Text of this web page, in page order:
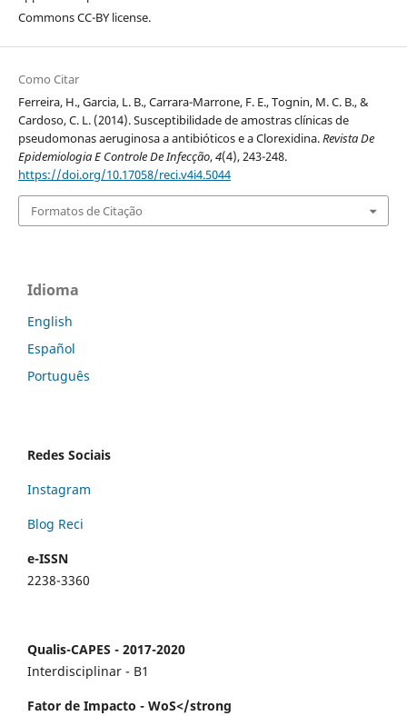
Commons CC-BY license.
Como Citar
Ferreira, H., Garcia, L. B., Carrara-Marrone, F. E., Tognin, M. C. B., &
Cardoso, C. L. (2014). Susceptibilidade de amostras clínicas de
pseudomonas aeruginosa a antibióticos e a Clorexidina.Revista De
Epidemiologia E Controle De Infecção,4(4), 243-248.
https://doi.org/10.17058/reci.v4i4.5044
Formatos de Citação
Idioma
English
Español
Português
Redes Sociais
Instagram
Blog Reci
e-ISSN
2238-3360
Qualis-CAPES - 2017-2020
Interdisciplinar - B1
Fator de Impacto - WoS</strong